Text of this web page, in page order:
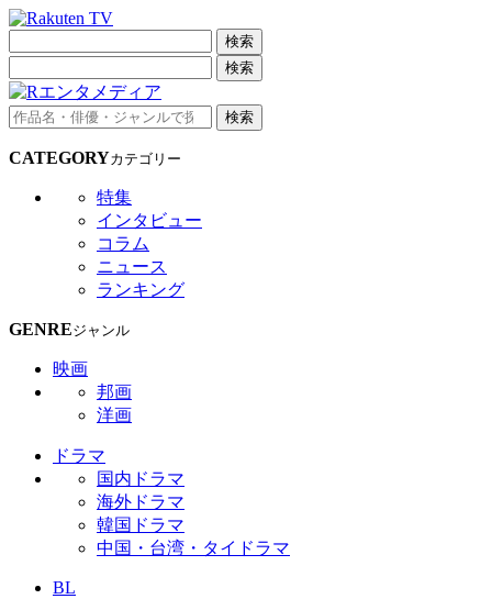
検索
検索
検索
CATEGORYカテゴリー
特集
インタビュー
コラム
ニュース
ランキング
GENREジャンル
映画
邦画
洋画
ドラマ
国内ドラマ
海外ドラマ
韓国ドラマ
中国・台湾・タイドラマ
BL